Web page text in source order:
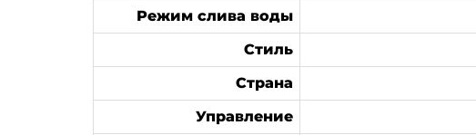
Режим слива воды
Стиль
Страна
Управление